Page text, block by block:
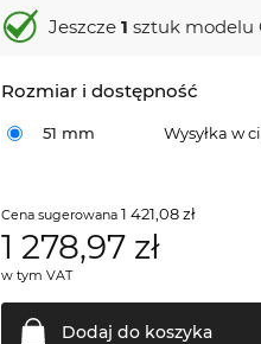
Jeszcze1 sztuk modelu
Rozmiar i dostępność
51 mm Wysyłka w
Cena sugerowana1 421,08 zł
1 278,97 zł
w tym VAT
Dodaj do koszyka